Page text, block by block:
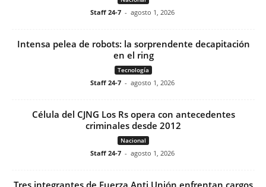
Staff 24-7 - agosto 1, 2026
Intensa pelea de robots: la sorprendente decapitación
en el ring
Tecnología
Staff 24-7 - agosto 1, 2026
Célula del CJNG Los Rs opera con antecedentes
criminales desde 2012
Nacional
Staff 24-7 - agosto 1, 2026